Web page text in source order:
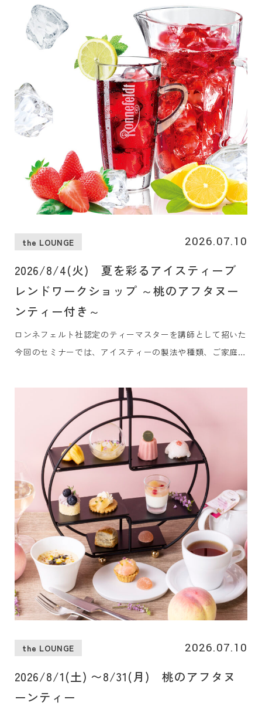
the LOUNGE 2026.07.10
2026/8/4(火) 夏を彩るアイスティーブ
レンドワークショップ ～桃のアフタヌー
ンティー付き～
ロンネフェルト社認定のティーマスターを講師として招いた
今回のセミナーでは、アイスティーの製法や種類、ご家庭で
ティーに使えるオリジナルティー作りを体験していただきま
す。オリジナルアイスティーブレンド作りを体験した後は、
旬の桃を使用した桃のアフタヌーンティーをお楽しみいただ
the LOUNGE 2026.07.10
2026/8/1(土) 〜8/31(月) 桃のアフタヌ
ーンティー